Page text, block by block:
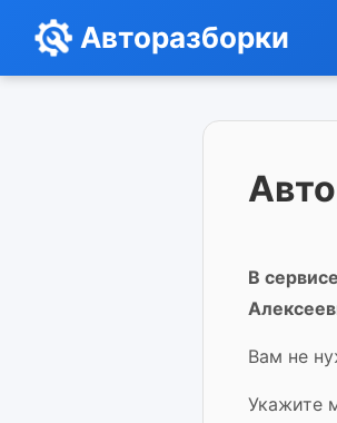
Авторазборки
В
Вам не
Укажите